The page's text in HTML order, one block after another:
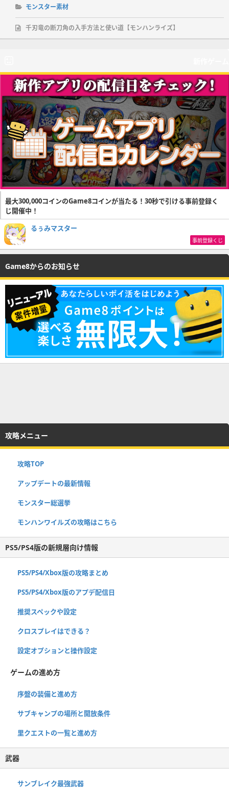
モンスター素材
千刃竜の断刀角の入手方法と使い道【モンハンライズ】
最大300,000コインのGame8コインが当たる！30秒で引ける事前登録く
じ開催中！
るぅみマスター
事前登録くじ
Game8からのお知らせ
攻略メニュー
攻略TOP
アップデートの最新情報
モンスター総選挙
モンハンワイルズの攻略はこちら
PS5/PS4版の新規層向け情報
PS5/PS4/Xbox版の攻略まとめ
PS5/PS4/Xbox版のアプデ配信日
推奨スペックや設定
クロスプレイはできる？
設定オプションと操作設定
ゲームの進め方
序盤の装備と進め方
サブキャンプの場所と開放条件
里クエストの一覧と進め方
武器
サンブレイク最強武器